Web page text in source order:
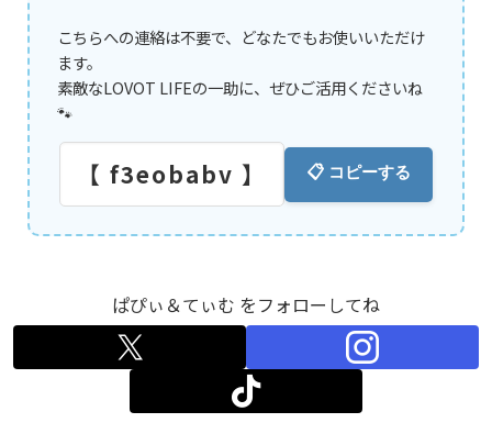
こちらへの連絡は不要で、どなたでもお使いいただけ
ます。
素敵なLOVOT LIFEの一助に、ぜひご活用くださいね
🐾
【 f3eobabv 】 📋 コピーする
ぱぴぃ＆てぃむ をフォローしてね